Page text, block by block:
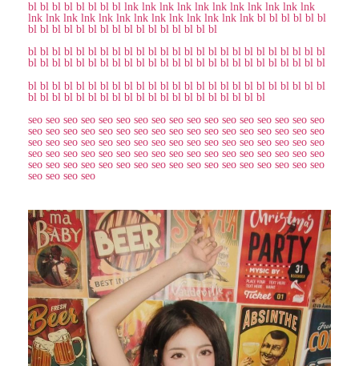
bl bl bl bl bl bl bl bl lnk lnk lnk lnk lnk lnk lnk lnk lnk lnk lnk
lnk lnk lnk lnk lnk lnk lnk lnk lnk lnk lnk lnk lnk bl bl bl bl bl bl
bl bl bl bl bl bl bl bl bl bl bl bl bl bl bl bl
bl bl bl bl bl bl bl bl bl bl bl bl bl bl bl bl bl bl bl bl bl bl bl bl bl
bl bl bl bl bl bl bl bl bl bl bl bl bl bl bl bl bl bl bl bl bl bl bl bl bl
bl bl bl bl bl bl bl bl bl bl bl bl bl bl bl bl bl bl bl bl bl bl bl bl bl
bl bl bl bl bl bl bl bl bl bl bl bl bl bl bl bl bl bl bl bl
seo seo seo seo seo seo seo seo seo seo seo seo seo seo seo seo seo
seo seo seo seo seo seo seo seo seo seo seo seo seo seo seo seo seo
seo seo seo seo seo seo seo seo seo seo seo seo seo seo seo seo seo
seo seo seo seo seo seo seo seo seo seo seo seo seo seo seo seo seo
seo seo seo seo seo seo seo seo seo seo seo seo seo seo seo seo seo
seo seo seo seo